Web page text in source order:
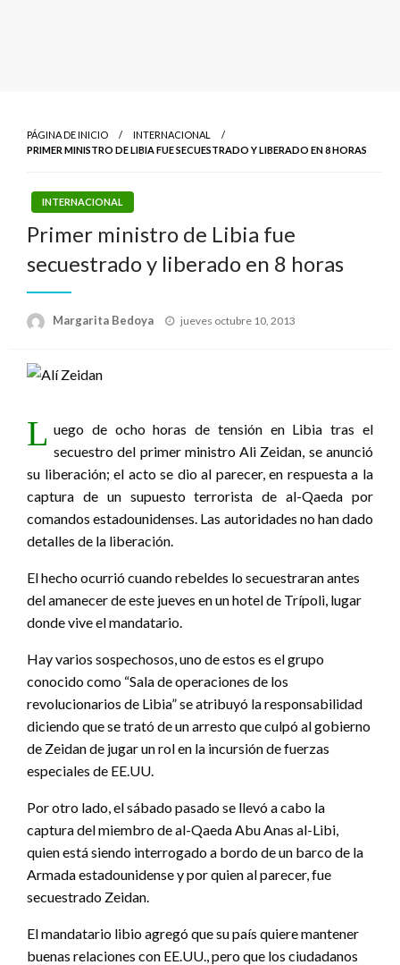
PÁGINA DE INICIO
INTERNACIONAL
PRIMER MINISTRO DE LIBIA FUE SECUESTRADO Y LIBERADO EN 8 HORAS
INTERNACIONAL
Primer ministro de Libia fue
secuestrado y liberado en 8 horas
Margarita Bedoya
Publicado
jueves octubre 10, 2013
L uego de ocho horas de tensión en Libia tras el
secuestro del primer ministro Ali Zeidan, se anunció
su liberación; el acto se dio al parecer, en respuesta a la
captura de un supuesto terrorista de al-Qaeda por
comandos estadounidenses. Las autoridades no han dado
detalles de la liberación.
El hecho ocurrió cuando rebeldes lo secuestraran antes
del amanecer de este jueves en un hotel de Trípoli, lugar
donde vive el mandatario.
Hay varios sospechosos, uno de estos es el grupo
conocido como “Sala de operaciones de los
revolucionarios de Libia” se atribuyó la responsabilidad
diciendo que se trató de un arresto que culpó al gobierno
de Zeidan de jugar un rol en la incursión de fuerzas
especiales de EE.UU.
Por otro lado, el sábado pasado se llevó a cabo la
captura del miembro de al-Qaeda Abu Anas al-Libi,
quien está siendo interrogado a bordo de un barco de la
Armada estadounidense y por quien al parecer, fue
secuestrado Zeidan.
El mandatario libio agregó que su país quiere mantener
buenas relaciones con EE.UU., pero que los ciudadanos